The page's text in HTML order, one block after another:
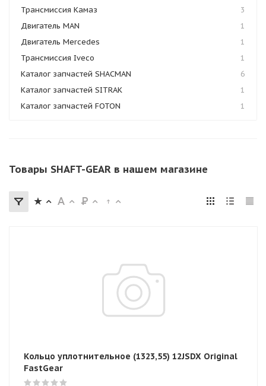
Трансмиссия Камаз
3
Двигатель MAN
1
Двигатель Mercedes
1
Трансмиссия Iveco
1
Каталог запчастей SHACMAN
6
Каталог запчастей SITRAK
1
Каталог запчастей FOTON
1
Товары SHAFT-GEAR в нашем магазине
Кольцо уплотнительное (1323,55) 12JSDX Original
FastGear